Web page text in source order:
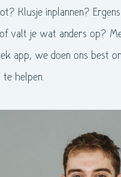
Klusje inplannen?
valt je wat anders op?
app, we doen ons best
helpen.